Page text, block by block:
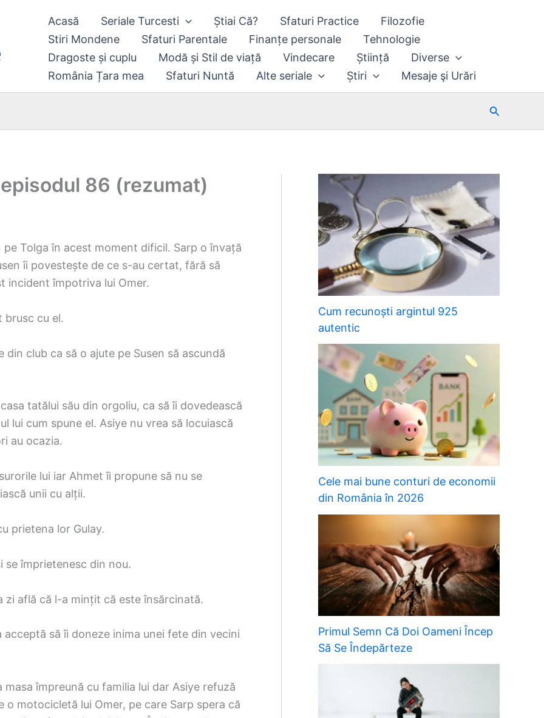
Acasă Seriale Turcesti Știai Că? Sfaturi Practice
Filozofie
Stiri Mondene
Sfaturi Parentale Finanțe personale
Tehnologie
Dragoste și cuplu
Modă și Stil de viață Vindecare Știință
Diverse
România Țara mea
Sfaturi Nuntă Alte seriale Știri Mesaje şi Urări
Search
86 (rezumat)
Tolga în acest moment dificil. Sarp o învață
îi povestește de ce s-au certat, fără să
incident împotriva lui Omer.
brusc cu el.
club ca să o ajute pe Susen să ascundă
tatălui său din orgoliu, ca să îi dovedească
lui cum spune el. Asiye nu vrea să locuiască
au ocazia.
lui iar Ahmet îi propune să nu se
unii cu alții.
prietena lor Gulay.
se împrietenesc din nou.
zi află că l-a mințit că este însărcinată.
să îi doneze inima unei fete din vecini
împreună cu familia lui dar Asiye refuză
o motocicletă lui Omer, pe care Sarp spera că
Cum recunoști argintul 925
autentic
Cele mai bune conturi de economii
din România în 2026
Primul Semn Că Doi Oameni Încep
Să Se Îndepărteze